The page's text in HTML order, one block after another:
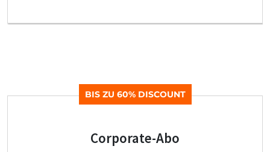
BIS ZU 60% DISCOUNT
Corporate-Abo